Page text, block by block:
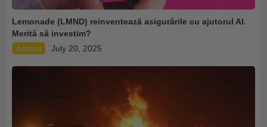
Lemonade (LMND) reinventează asigurările cu ajutorul AI.
Merită să investim?
Acțiuni
July 20, 2025